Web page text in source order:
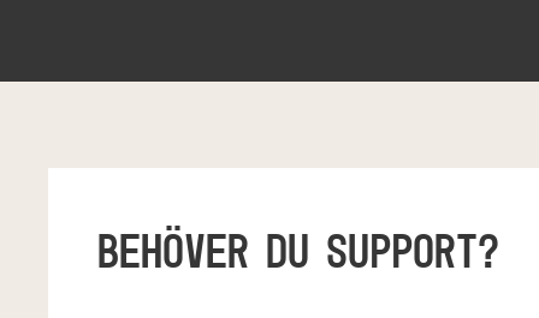
BEHÖVER DU SUPPORT?